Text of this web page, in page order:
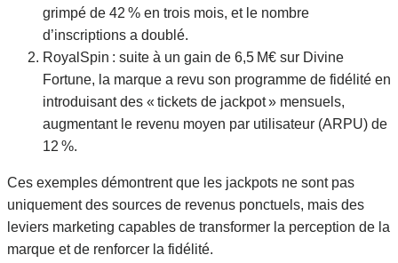
grimpé de 42 % en trois mois, et le nombre
d’inscriptions a doublé.
RoyalSpin : suite à un gain de 6,5 M€ sur Divine
Fortune, la marque a revu son programme de fidélité en
introduisant des « tickets de jackpot » mensuels,
augmentant le revenu moyen par utilisateur (ARPU) de
12 %.
Ces exemples démontrent que les jackpots ne sont pas
uniquement des sources de revenus ponctuels, mais des
leviers marketing capables de transformer la perception de la
marque et de renforcer la fidélité.